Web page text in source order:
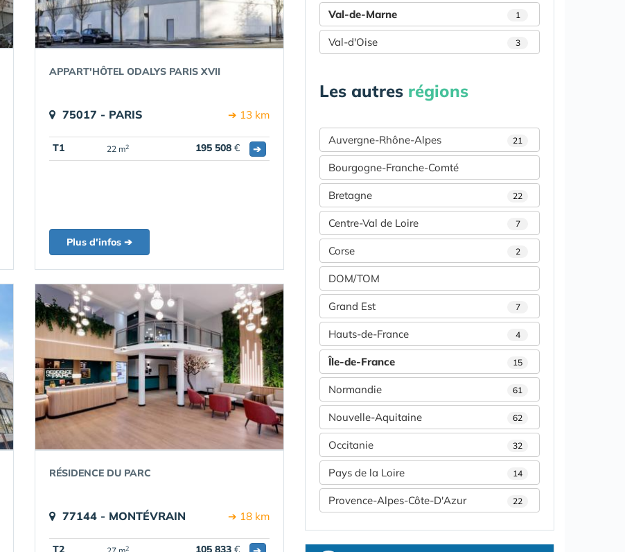
APPART'HÔTEL ODALYS PARIS XVII
75017 - PARIS ➔ 13 km
T1 22 m2 195 508 € ➔
Plus d'infos ➔
RÉSIDENCE DU PARC
77144 - MONTÉVRAIN ➔ 18 km
T2 2 105 833 €
Val-de-Marne 1
Val-d'Oise 3
Les autres régions
Auvergne-Rhône-Alpes 21
Bourgogne-Franche-Comté
Bretagne 22
Centre-Val de Loire 7
Corse 2
DOM/TOM
Grand Est 7
Hauts-de-France 4
Île-de-France 15
Normandie 61
Nouvelle-Aquitaine 62
Occitanie 32
Pays de la Loire 14
Provence-Alpes-Côte-D'Azur 22